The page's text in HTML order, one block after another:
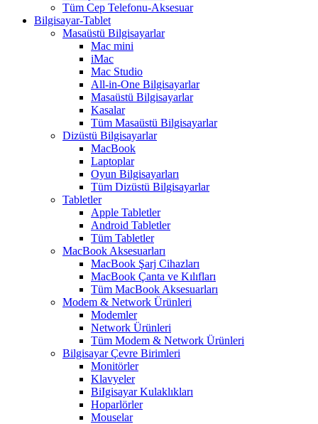
Tüm Cep Telefonu-Aksesuar
Bilgisayar-Tablet
Masaüstü Bilgisayarlar
Mac mini
iMac
Mac Studio
All-in-One Bilgisayarlar
Masaüstü Bilgisayarlar
Kasalar
Tüm Masaüstü Bilgisayarlar
Dizüstü Bilgisayarlar
MacBook
Laptoplar
Oyun Bilgisayarları
Tüm Dizüstü Bilgisayarlar
Tabletler
Apple Tabletler
Android Tabletler
Tüm Tabletler
MacBook Aksesuarları
MacBook Şarj Cihazları
MacBook Çanta ve Kılıfları
Tüm MacBook Aksesuarları
Modem & Network Ürünleri
Modemler
Network Ürünleri
Tüm Modem & Network Ürünleri
Bilgisayar Çevre Birimleri
Monitörler
Klavyeler
BiIgisayar Kulaklıkları
Hoparlörler
Mouselar